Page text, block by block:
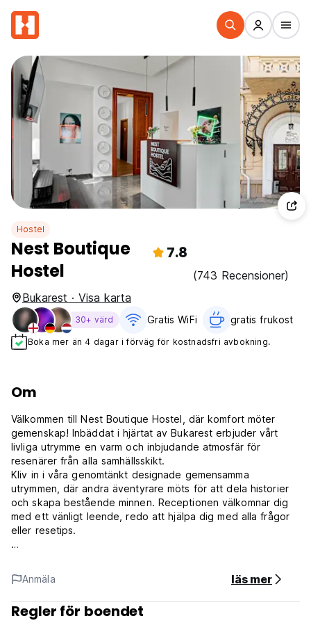
Hostel
Nest Boutique
Hostel
7.8
(743 Recensioner)
Bukarest · Visa karta
30+ värd Gratis WiFi gratis frukost‎
Boka mer än 4 dagar i förväg för kostnadsfri avbokning.
Om
Välkommen till Nest Boutique Hostel, där komfort möter
gemenskap! Inbäddat i hjärtat av Bukarest erbjuder vårt
livliga utrymme en varm och inbjudande atmosfär för
resenärer från alla samhällsskikt.
Kliv in i våra genomtänkt designade gemensamma
utrymmen, där andra äventyrare möts för att dela historier
och skapa bestående minnen. Receptionen välkomnar dig
med ett vänligt leende, redo att hjälpa dig med alla frågor
eller resetips.
med en läslampa, ett 220V-uttag och både USB-B- och
USB-C-portar för din bekvämlighet. Håll dig uppkopplad och
laddad medan du kopplar av i din personliga tillflyktsort.
De 2 gemensamma köken är ett nav av kulinarisk kreativitet,
Anmäla läs mer
Regler för boendet